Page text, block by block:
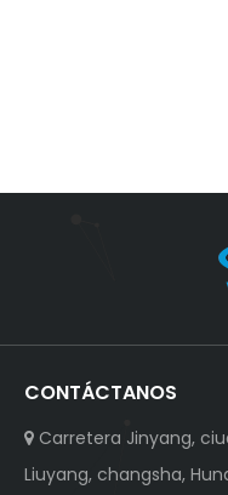
CONTÁCTANOS
 Carretera Jinyang,
Liuyang, changsha,